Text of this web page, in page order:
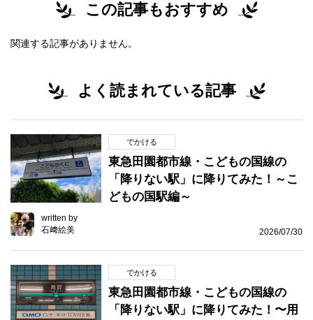
この記事もおすすめ
関連する記事がありません。
よく読まれている記事
でかける
東急田園都市線・こどもの国線の
「降りない駅」に降りてみた！～こ
どもの国駅編～
written by
石﨑絵美
2026/07/30
でかける
東急田園都市線・こどもの国線の
「降りない駅」に降りてみた！〜用